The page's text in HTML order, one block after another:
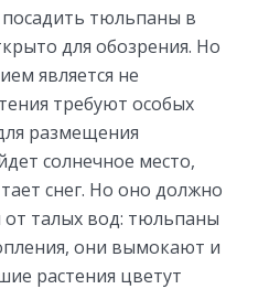
посадить тюльпаны в
для обозрения. Но
является не
требуют особых
размещения
солнечное место,
снег. Но оно должно
от талых вод: тюльпаны
они вымокают и
растения цветут